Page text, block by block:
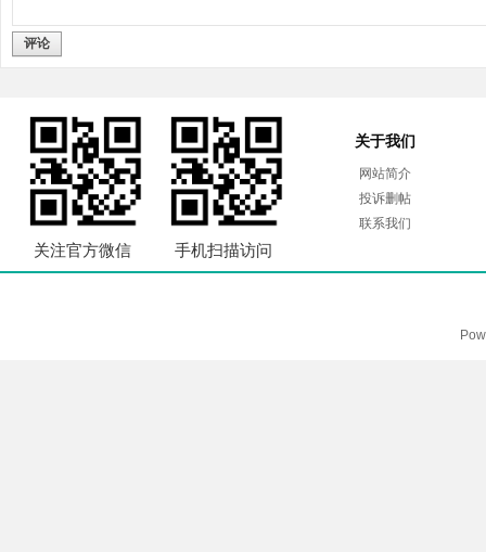
评论
关注官方微信 手机扫描访问
关于我们
网站简介
投诉删帖
联系我们